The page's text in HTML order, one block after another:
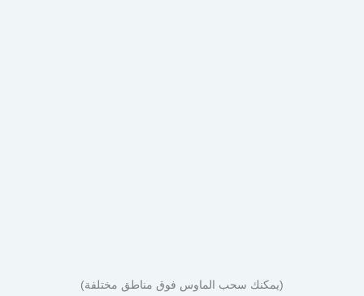
(يمكنك سحب الماوس فوق مناطق مختلفة)